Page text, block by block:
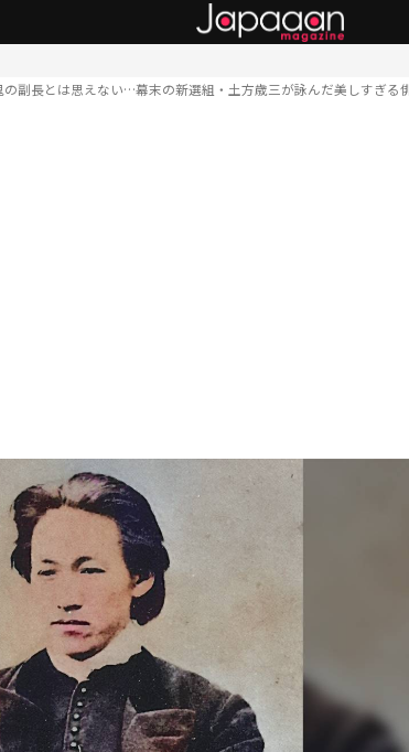
の副長とは思えない…幕末の新選組・土方歳三が詠んだ美しすぎる